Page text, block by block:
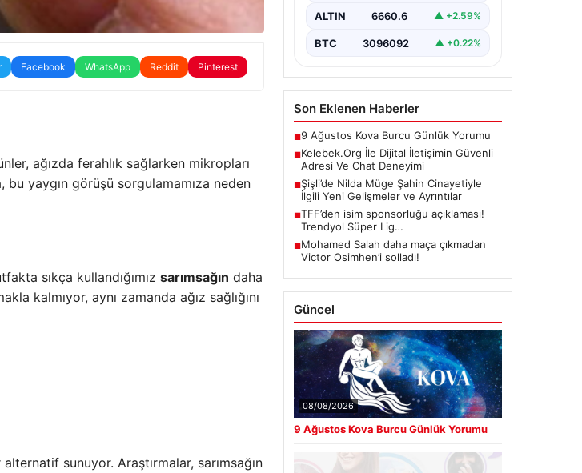
Facebook WhatsApp Reddit Pinterest
ağızda ferahlık sağlarken mikropları
bu yaygın görüşü sorgulamamıza neden
sıkça kullandığımız sarımsağın daha
kalmıyor, aynı zamanda ağız sağlığını
sunuyor. Araştırmalar, sarımsağın
birçok…
ALTIN 6660.6 ▲ +2.59%
BTC 3096092 ▲ +0.22%
Son Eklenen Haberler
■9 Ağustos Kova Burcu Günlük Yorumu
■Kelebek.Org İle Dijital İletişimin Güvenli
Adresi Ve Chat Deneyimi
■Şişli’de Nilda Müge Şahin Cinayetiyle
İlgili Yeni Gelişmeler ve Ayrıntılar
■TFF’den isim sponsorluğu açıklaması!
Trendyol Süper Lig…
■Mohamed Salah daha maça çıkmadan
Victor Osimhen’i solladı!
Güncel
08/08/2026
9 Ağustos Kova Burcu Günlük Yorumu